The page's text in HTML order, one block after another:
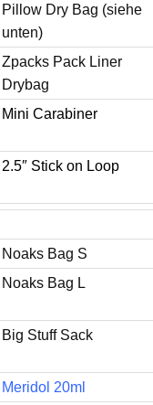
Pillow Dry Bag (siehe
unten)
Zpacks Pack Liner
Drybag
Mini Carabiner
2.5″ Stick on Loop
Noaks Bag S
Noaks Bag L
Big Stuff Sack
Meridol 20ml